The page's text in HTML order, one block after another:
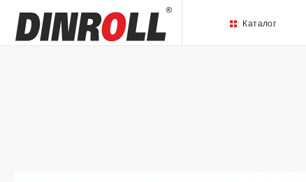
Каталог